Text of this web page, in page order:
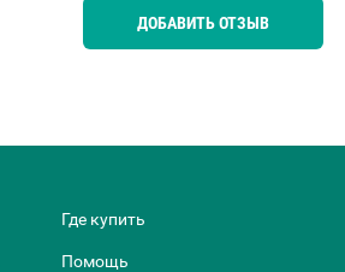
ДОБАВИТЬ ОТЗЫВ
Где купить
Помощь